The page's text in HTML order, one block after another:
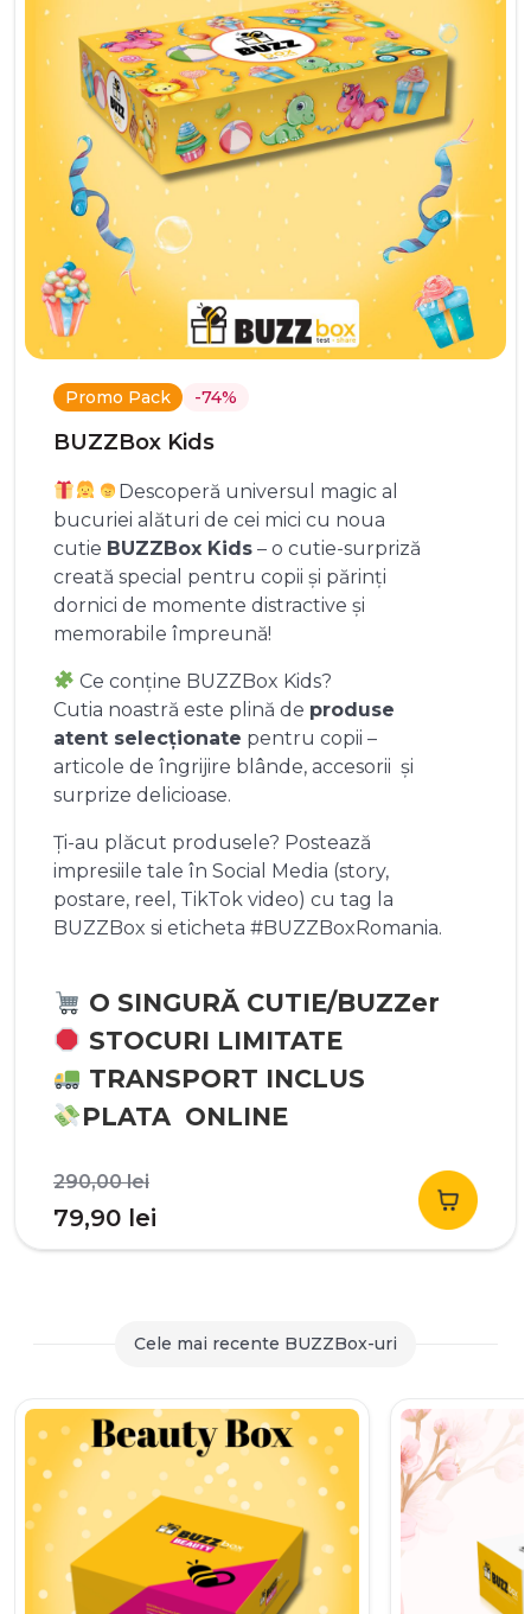
Promo Pack -74%
BUZZBox Kids
Descoperă universul magic al
bucuriei alături de cei mici cu noua
cutie BUZZBox Kids – o cutie-surpriză
creată special pentru copii și părinți
dornici de momente distractive și
memorabile împreună!
Ce conține BUZZBox Kids?
Cutia noastră este plină de produse
atent selecționate pentru copii –
articole de îngrijire blânde, accesorii și
surprize delicioase.
Ți-au plăcut produsele? Postează
impresiile tale în Social Media (story,
postare, reel, TikTok video) cu tag la
BUZZBox si eticheta #BUZZBoxRomania.
O SINGURĂ CUTIE/BUZZer
STOCURI LIMITATE
TRANSPORT INCLUS
PLATA ONLINE
290,00leiPrețul
inițial
a
290,00 lei.
79,90 lei
curent
79,90 lei.
Cele mai recente BUZZBox-uri